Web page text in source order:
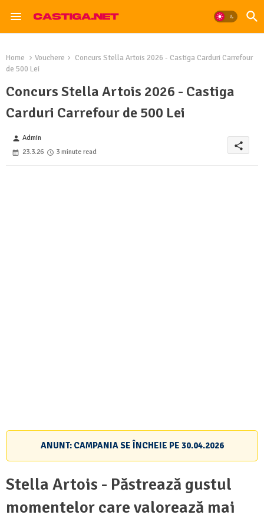
Home Vouchere
Concurs Stella Artois 2026 - Castiga Carduri Carrefour
de 500 Lei
Concurs Stella Artois 2026 - Castiga
Carduri Carrefour de 500 Lei
person Admin
23.3.26
3 minute read
share
ANUNT: CAMPANIA SE ÎNCHEIE PE 30.04.2026
Stella Artois - Păstrează gustul
momentelor care valorează mai